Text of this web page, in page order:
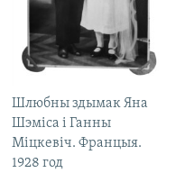
Шлюбны здымак Яна
Шэміса і Ганны
Міцкевіч. Францыя.
1928 год